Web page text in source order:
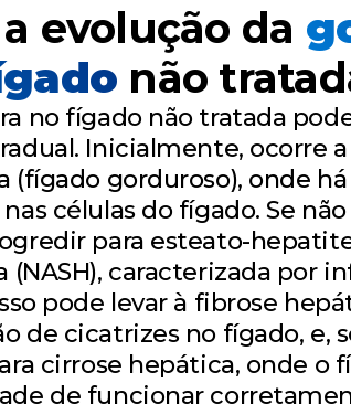
evolução da
não
no fígado não tratada
Inicialmente, ocorre
(fígado gorduroso), onde
células do fígado. Se
para esteato-
(NASH), caracterizada por
pode levar à fibrose
de cicatrizes no fígado, e,
cirrose hepática, onde o
de funcionar